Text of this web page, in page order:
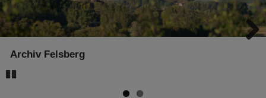
Archiv Felsberg
Archiv Felsberg